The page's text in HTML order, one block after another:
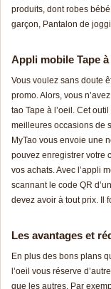
produits, dont robes
garçon, Pantalon de
Appli mobile Tape à
Vous voulez sans doute
promo. Alors, vous
tao Tape à l’oeil. Cet
meilleures occasions de
MyTao vous envoie une
pouvez enregistrer votre
vos achats. Avec l’appli
scannant le code QR
devez avoir à tout prix. Il
Les avantages et
En plus des bons plans
l’oeil vous réserve
que les autres. Par